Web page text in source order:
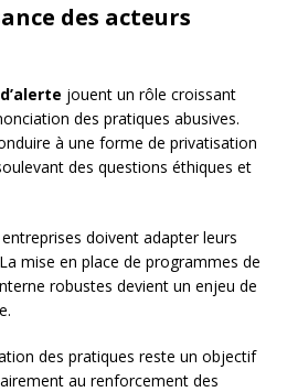
des acteurs
jouent un rôle croissant
des pratiques abusives.
à une forme de privatisation
des questions éthiques et
doivent adapter leurs
mise en place de programmes de
robustes devient un enjeu de
des pratiques reste un objectif
au renforcement des